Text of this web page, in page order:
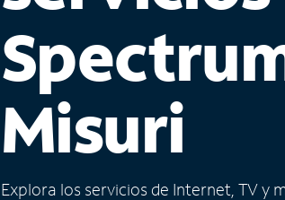
Misuri
Explora los servicios de Internet, TV y